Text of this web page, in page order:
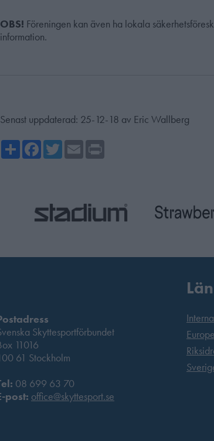
OBS! Föreningen kan även ha lokala
information.
Senast uppdaterad: 25-12-18 av Eric Wallberg
ShareFacebook
TwitterEmail
Skyttesportförbundet
11016
61 Stockholm
08 699 63 70
post: office@skyttesport.se